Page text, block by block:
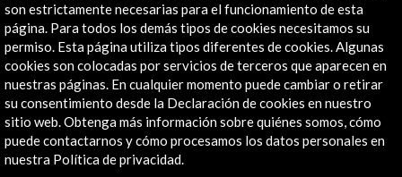
José Abascal, 4 - 4º
28003 Madrid, España
Canales de contacto
Explora
Institucional
Actividades
son estrictamente necesarias para el funcionamiento de esta
página. Para todos los demás tipos de cookies necesitamos su
permiso. Esta página utiliza tipos diferentes de cookies. Algunas
cookies son colocadas por servicios de terceros que aparecen en
nuestras páginas. En cualquier momento puede cambiar o retirar
su consentimiento desde la Declaración de cookies en nuestro
sitio web. Obtenga más información sobre quiénes somos, cómo
puede contactarnos y cómo procesamos los datos personales en
nuestra Política de privacidad.